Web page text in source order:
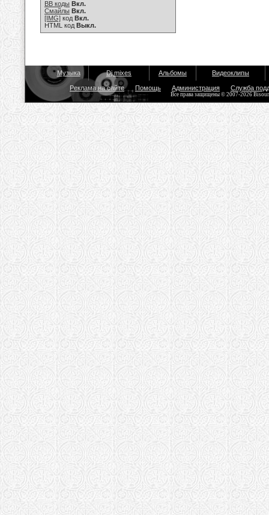
BB коды Вкл.
Смайлы Вкл.
[IMG] код Вкл.
HTML код Выкл.
Музыка Dj mixes Альбомы Видеоклипы
Реклама на сайте Помощь Администрация Служба
Все права защищены © 2007-2026